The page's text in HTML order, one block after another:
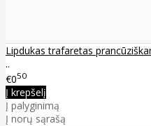
Lipdukas trafaretas
..
€050
Į krepšelį
Į palyginimą
Į norų sąrašą